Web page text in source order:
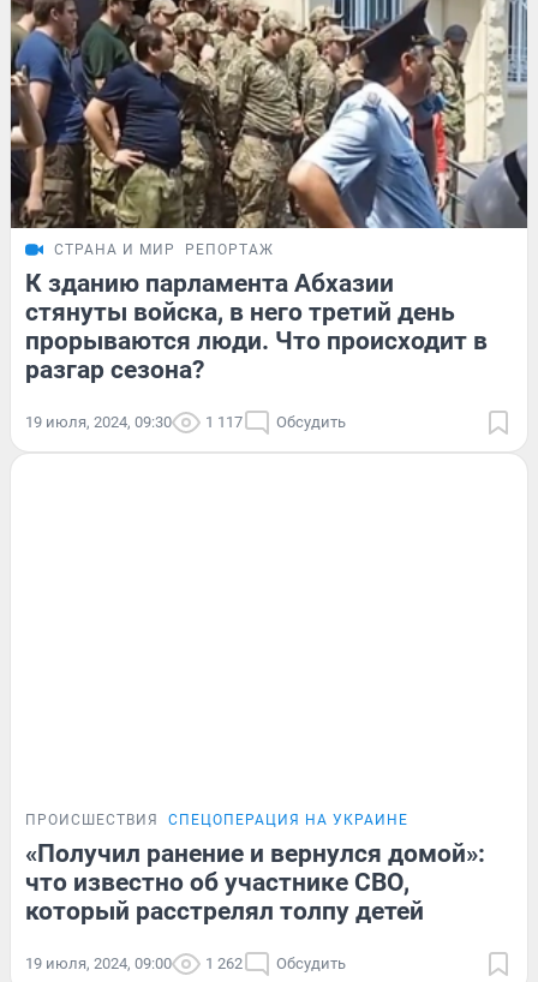
СТРАНА И МИР РЕПОРТАЖ
К зданию парламента Абхазии
стянуты войска, в него третий день
прорываются люди. Что происходит в
разгар сезона?
19 июля, 2024, 09:30 1 117 Обсудить
ПРОИСШЕСТВИЯ СПЕЦОПЕРАЦИЯ НА УКРАИНЕ
«Получил ранение и вернулся домой»:
что известно об участнике СВО,
который расстрелял толпу детей
19 июля, 2024, 09:00 1 262 Обсудить